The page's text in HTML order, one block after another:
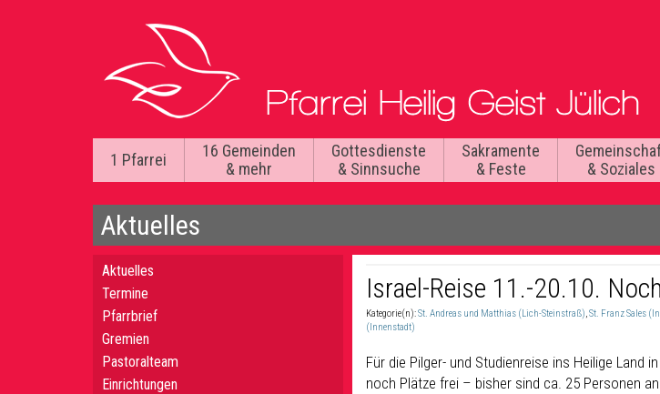
1 Pfarrei
16 Gemeinden
& mehr
Gottesdienste
& Sinnsuche
Sakramente
& Feste
& Soziales
Aktuelles
Israel-Reise 11.-20.10.
Kategorie(n):St. Andreas und Matthias (Lich-Steinstraß),St. Franz Sales
(Innenstadt)
Für die Pilger- und Studienreise ins Heilige Land
noch Plätze frei – bisher sind ca. 25 Personen
Aktuelles
Termine
Pfarrbrief
Gremien
Pastoralteam
Einrichtungen